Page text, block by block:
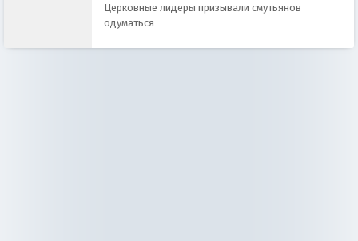
Церковные лидеры призывали смутьянов
одуматься